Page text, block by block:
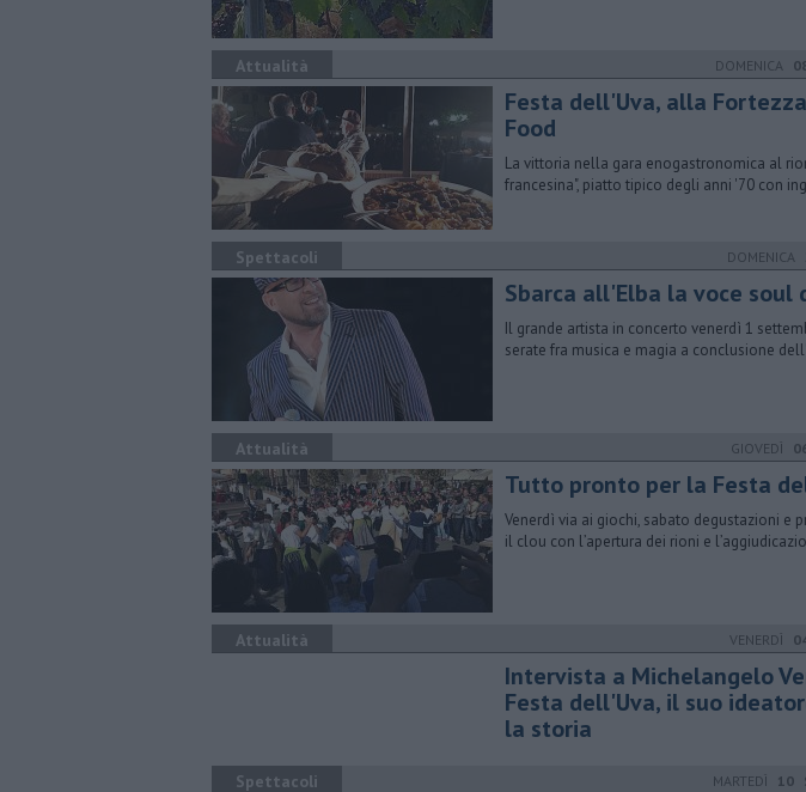
Attualità DOMENICA
Festa dell'Uva, alla
Food
La vittoria nella gara enogastronomica al
francesina", piatto tipico degli anni '70 con
Spettacoli DOMENICA
Sbarca all'Elba la voce soul
Il grande artista in concerto venerdì 1
serate fra musica e magia a conclusione
Attualità GIOVEDÌ
Tutto pronto per la Festa
Venerdì via ai giochi, sabato degustazioni e
il clou con l’apertura dei rioni e
Attualità VENERDÌ
Intervista a Michelangelo
Festa dell'Uva, il suo
la storia
Spettacoli MARTEDÌ 10